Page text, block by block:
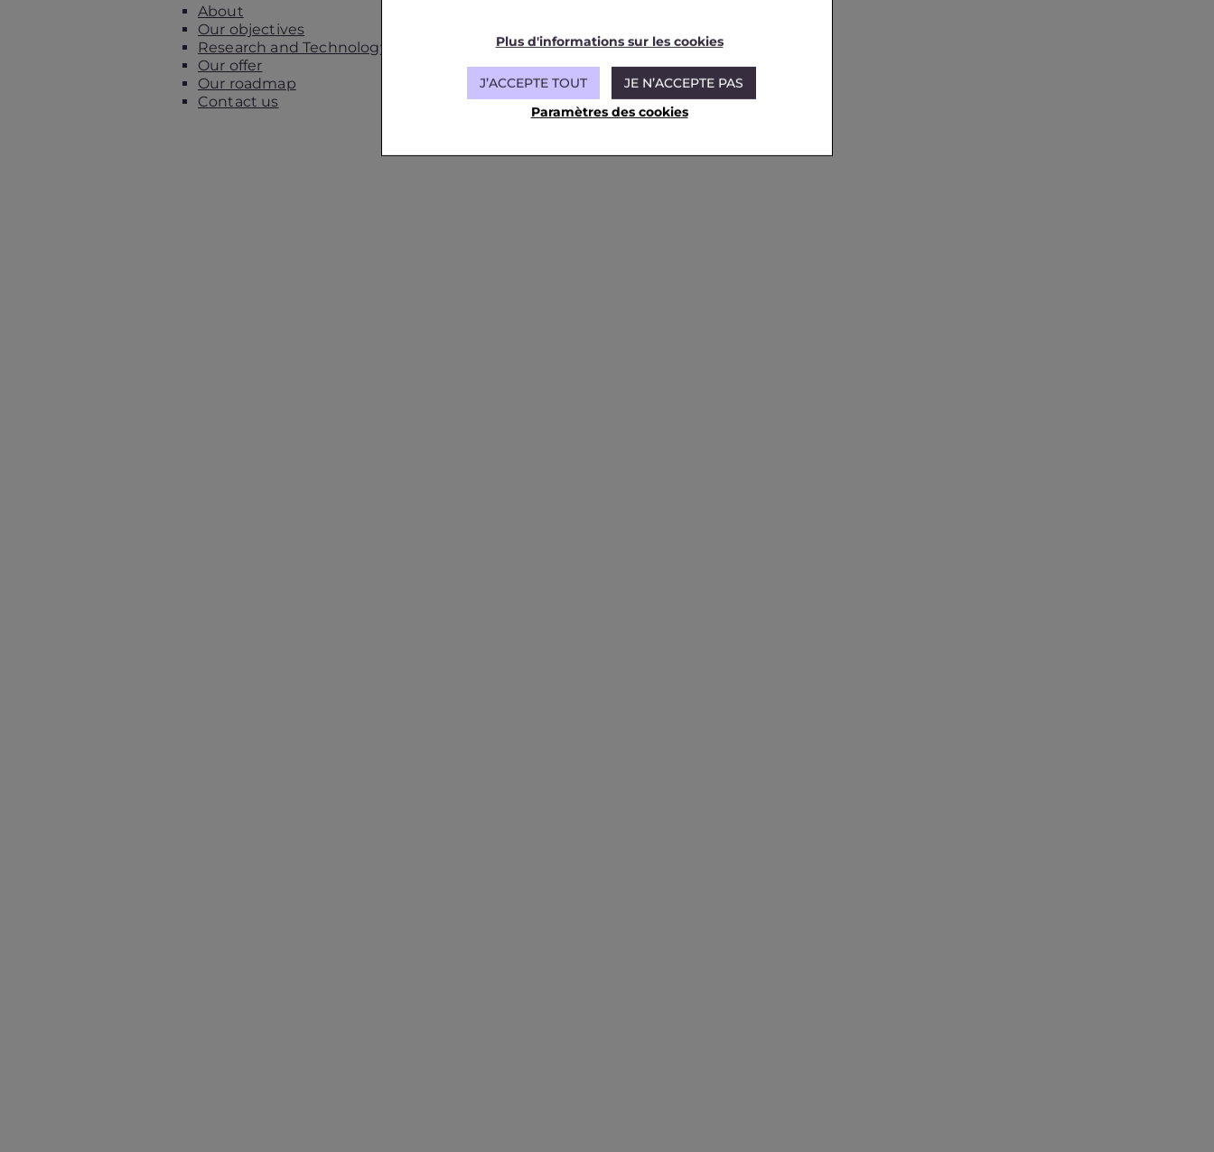
About
Our objectives
Research and Technology
Our offer
Our roadmap
Contact us
Plus d'informations sur les cookies
J’ACCEPTE TOUT
JE N’ACCEPTE PAS
Paramètres des cookies